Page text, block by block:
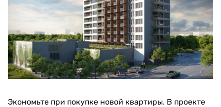
Экономьте при покупке новой квартиры. В проекте